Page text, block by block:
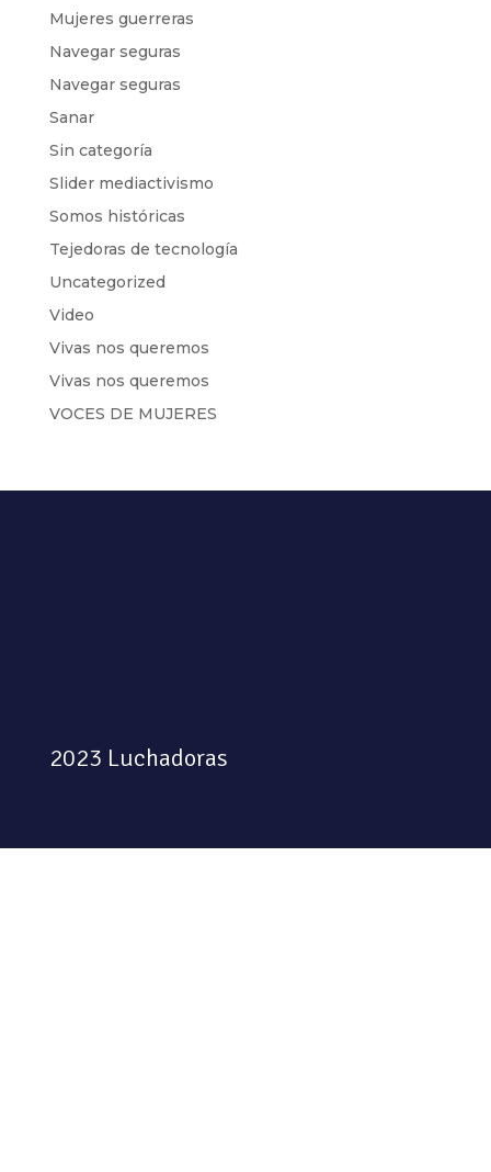
Mujeres guerreras
Navegar seguras
Navegar seguras
Sanar
Sin categoría
Slider mediactivismo
Somos históricas
Tejedoras de tecnología
Uncategorized
Video
Vivas nos queremos
Vivas nos queremos
VOCES DE MUJERES
2023 Luchadoras